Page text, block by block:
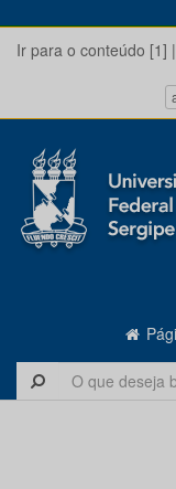
Ir para o conteúdo [1] |